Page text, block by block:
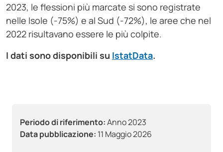
Periodo di riferimento:Anno 2023
Data pubblicazione: 11 Maggio 2026
2023, le flessioni più marcate si sono registrate
nelle Isole (-75%) e al Sud (-72%), le aree che nel
2022 risultavano essere le più colpite.
I dati sono disponibili su IstatData.